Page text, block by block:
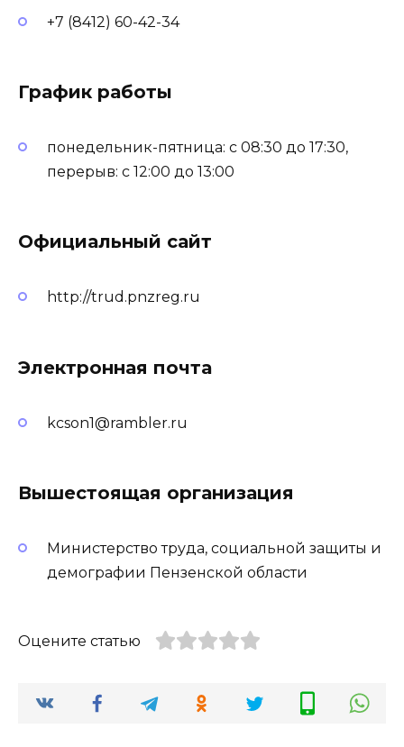
+7 (8412) 60-42-34
График работы
понедельник-пятница: с 08:30 до 17:30,
перерыв: с 12:00 до 13:00
Официальный сайт
http://trud.pnzreg.ru
Электронная почта
kcson1@rambler.ru
Вышестоящая организация
Министерство труда, социальной защиты и
демографии Пензенской области
Оцените статью